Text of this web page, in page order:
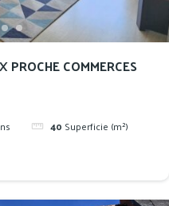
PROCHE COMMERCES
40 Superficie (m²)